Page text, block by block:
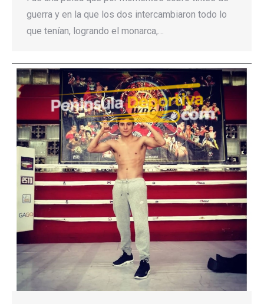
guerra y en la que los dos intercambiaron todo lo
que tenían, logrando el monarca,…